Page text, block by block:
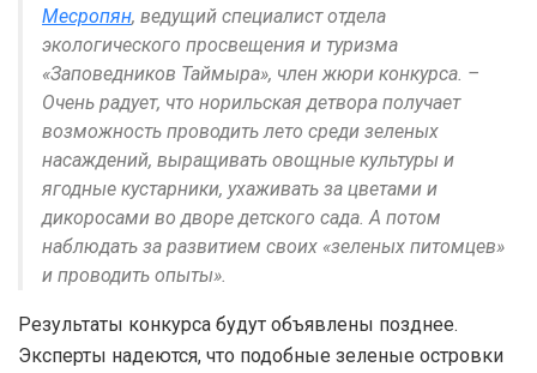
Месропян, ведущий специалист отдела
экологического просвещения и туризма
«Заповедников Таймыра», член жюри конкурса. –
Очень радует, что норильская детвора получает
возможность проводить лето среди зеленых
насаждений, выращивать овощные культуры и
ягодные кустарники, ухаживать за цветами и
дикоросами во дворе детского сада. А потом
наблюдать за развитием своих «зеленых питомцев»
и проводить опыты».
Результаты конкурса будут объявлены позднее.
Эксперты надеются, что подобные зеленые островки